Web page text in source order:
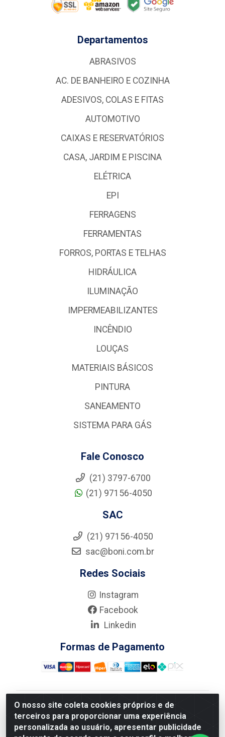
O nosso site coleta cookies próprios e de
terceiros para proporcionar uma experiência
personalizada ao usuário, apresentar publicidade
Departamentos
ABRASIVOS
AC. DE BANHEIRO E COZINHA
ADESIVOS, COLAS E FITAS
AUTOMOTIVO
CAIXAS E RESERVATÓRIOS
CASA, JARDIM E PISCINA
ELÉTRICA
EPI
FERRAGENS
FERRAMENTAS
FORROS, PORTAS E TELHAS
HIDRÁULICA
ILUMINAÇÃO
IMPERMEABILIZANTES
INCÊNDIO
LOUÇAS
MATERIAIS BÁSICOS
PINTURA
SANEAMENTO
SISTEMA PARA GÁS
Fale Conosco
(21) 3797-6700
(21) 97156-4050
SAC
(21) 97156-4050
sac@boni.com.br
Redes Sociais
Instagram
Facebook
Linkedin
Formas de Pagamento
Nova Boni Distribuidora de Material de Construção LTDA
- Rua Alice Tibiriçá, 330 - Vila Da Penha, Rio de
Janeiro/RJ - CEP: 21.210-110 - CNPJ: 11.003.135/0001-